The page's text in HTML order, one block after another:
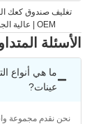
القمر المخصص
المتداولة
ما هي أنواع
عينات?
نقدم مجموعة واسعة